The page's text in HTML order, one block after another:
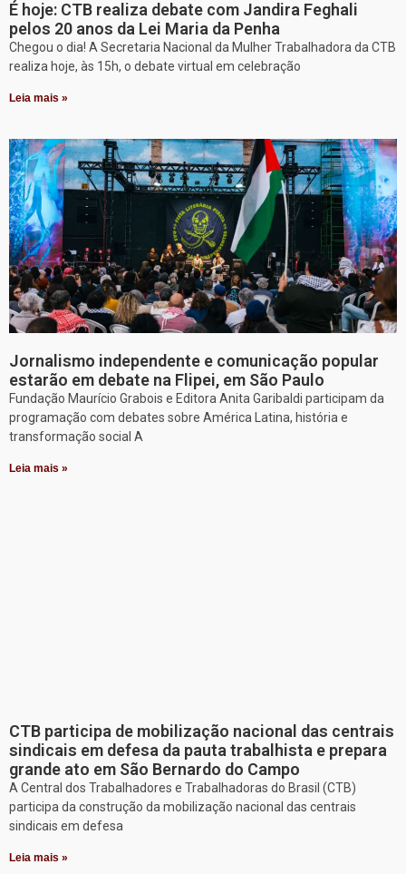
É hoje: CTB realiza debate com Jandira Feghali
pelos 20 anos da Lei Maria da Penha
Chegou o dia! A Secretaria Nacional da Mulher Trabalhadora da CTB
realiza hoje, às 15h, o debate virtual em celebração
Leia mais »
Jornalismo independente e comunicação popular
estarão em debate na Flipei, em São Paulo
Fundação Maurício Grabois e Editora Anita Garibaldi participam da
programação com debates sobre América Latina, história e
transformação social A
Leia mais »
CTB participa de mobilização nacional das centrais
sindicais em defesa da pauta trabalhista e prepara
grande ato em São Bernardo do Campo
A Central dos Trabalhadores e Trabalhadoras do Brasil (CTB)
participa da construção da mobilização nacional das centrais
sindicais em defesa
Leia mais »